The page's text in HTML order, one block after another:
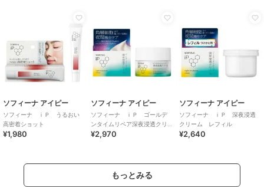
ソフィーナ アイピー
ソフィーナ ｉＰ うるおい
高密着ショット
¥1,980
ソフィーナ アイピー
ソフィーナ ｉＰ ゴールデ
ンタイムリペア深夜浸透クリ
ーム
¥2,970
ソフィーナ アイピー
ソフィーナ ｉＰ 深夜浸透
クリーム レフィル
¥2,640
もっとみる